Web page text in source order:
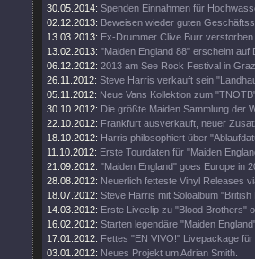
30.05.2014: Spenden Einnahmen für
02.12.2013: Beweisen wieder guten
13.03.2013: Ex-Drummer Clive Burr verstorben.
13.02.2013: "Maiden England 88" erscheint auf
06.12.2012: 2013 am See Rock Festival in Graz
26.11.2012: Steve Harris verkauft sein
05.11.2012: Neue Vans Kollektion zum
30.10.2012: Die größte Maiden Sammlung der
22.10.2012: Frankfurt ausverkauft, neuer
18.10.2012: Harris philosophiert über
11.10.2012: Erste Tourdaten für "Maiden
21.09.2012: "Maiden England" goes Europe in
28.08.2012: Neuerlich fetteste Vinyl Releases
18.07.2012: Steve Harris mit Soloalbum "British
14.03.2012: Erste Liveclip zu "Blood Brothers"
16.02.2012: Starten legendäre "Maiden
17.01.2012: Fettes "EN VIVO!" Livepackage
03.01.2012: Neues Projekt um Adrian Smith.